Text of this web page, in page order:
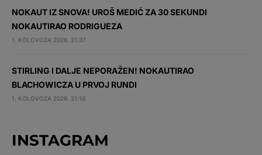
NOKAUT IZ SNOVA! UROŠ MEDIĆ ZA 30 SEKUNDI
NOKAUTIRAO RODRIGUEZA
1. KOLOVOZA 2026. 21:37
STIRLING I DALJE NEPORAŽEN! NOKAUTIRAO
BLACHOWICZA U PRVOJ RUNDI
1. KOLOVOZA 2026. 21:10
INSTAGRAM